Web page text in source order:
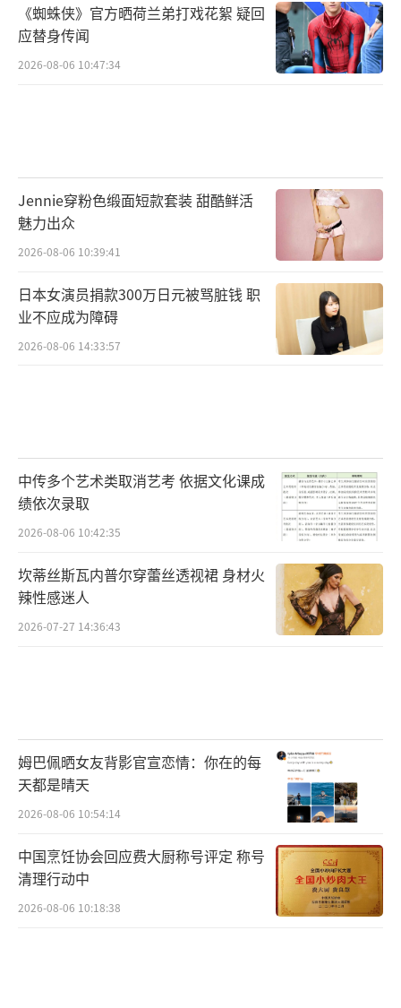
《蜘蛛侠》官方晒荷兰弟打戏花絮 疑回
应替身传闻
2026-08-06 10:47:34
Jennie穿粉色缎面短款套装 甜酷鲜活
魅力出众
2026-08-06 10:39:41
日本女演员捐款300万日元被骂脏钱 职
业不应成为障碍
2026-08-06 14:33:57
中传多个艺术类取消艺考 依据文化课成
绩依次录取
2026-08-06 10:42:35
坎蒂丝斯瓦内普尔穿蕾丝透视裙 身材火
辣性感迷人
2026-07-27 14:36:43
姆巴佩晒女友背影官宣恋情：你在的每
天都是晴天
2026-08-06 10:54:14
中国烹饪协会回应费大厨称号评定 称号
清理行动中
2026-08-06 10:18:38